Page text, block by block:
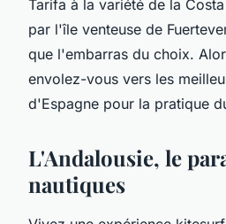
Tarifa à la variété de la
par l'île venteuse de
que l'embarras du choix.
envolez-vous vers les
d'Espagne pour la pratique
L'Andalousie, le
nautiques